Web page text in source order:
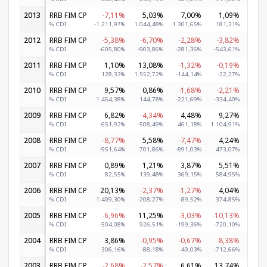
2013 RRB FIM CP
% CDI
-7,11%
-1.211,97%
5,03%
1.044,48%
7,00%
1.301,65%
1,09%
181,31%
2012 RRB FIM CP
% CDI
-5,38%
-605,80%
-6,70%
-903,86%
-2,28%
-281,36%
-3,82%
-543,61%
2011 RRB FIM CP
% CDI
1,10%
128,33%
13,08%
1.552,72%
-1,32%
-144,14%
-0,19%
-22,27%
2010 RRB FIM CP
% CDI
9,57%
1.454,38%
0,86%
144,78%
-1,68%
-221,69%
-2,21%
-334,40%
2009 RRB FIM CP
% CDI
6,82%
651,92%
-4,34%
-508,49%
4,48%
461,18%
9,27%
1.104,91%
2008 RRB FIM CP
% CDI
-8,77%
-951,64%
5,58%
701,86%
-7,47%
-891,03%
4,24%
473,07%
2007 RRB FIM CP
% CDI
0,89%
82,55%
1,21%
139,48%
3,87%
369,15%
5,51%
584,95%
2006 RRB FIM CP
% CDI
20,13%
1.409,30%
-2,37%
-208,27%
-1,27%
-89,52%
4,04%
374,85%
2005 RRB FIM CP
% CDI
-6,96%
-504,08%
11,25%
926,51%
-3,03%
-199,36%
-10,13%
-720,10%
2004 RRB FIM CP
% CDI
3,86%
306,16%
-0,95%
-88,18%
-0,67%
-49,03%
-8,38%
-712,66%